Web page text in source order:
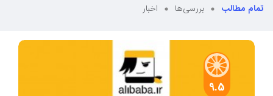
تمام مطالب بررسی‌ها اخبار
9.5